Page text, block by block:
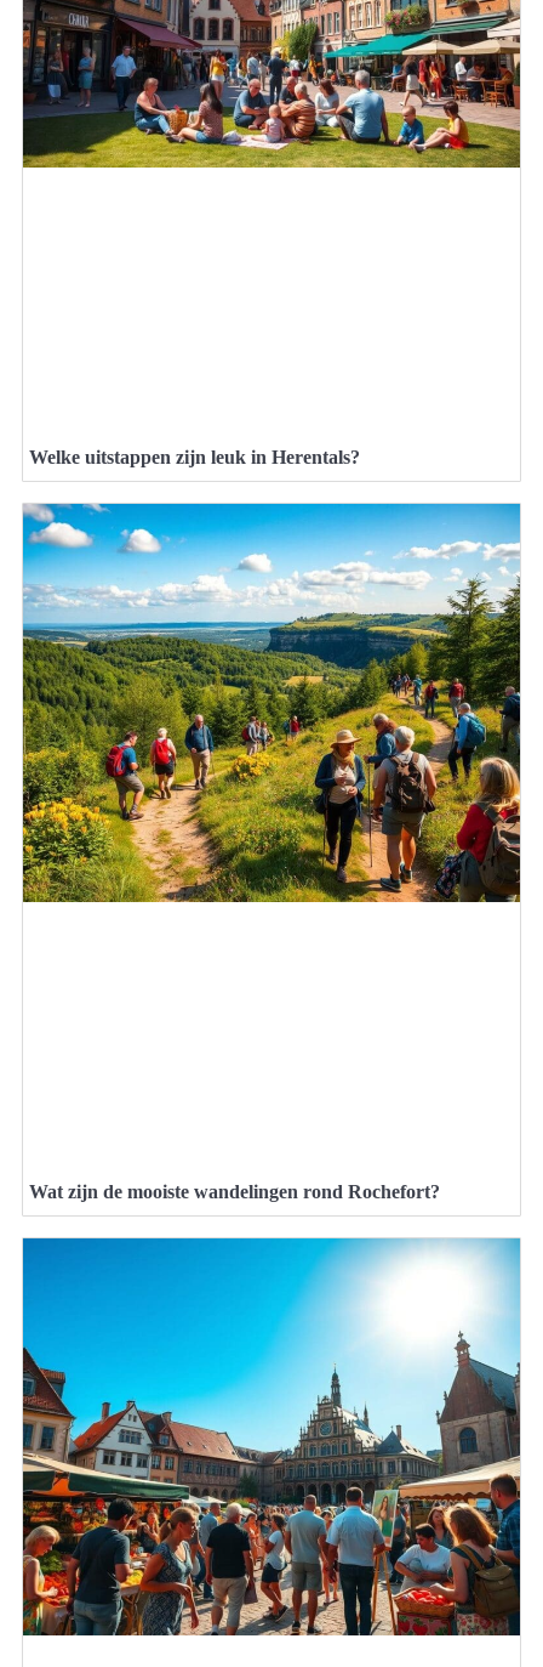
Welke uitstappen zijn leuk in Herentals?
Wat zijn de mooiste wandelingen rond Rochefort?